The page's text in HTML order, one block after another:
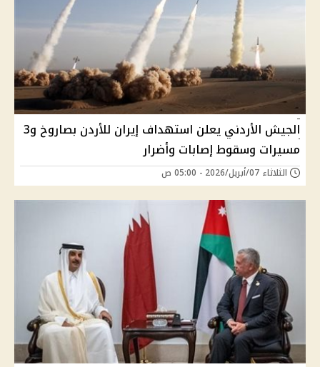
الجيش الأردني يعلن استهداف إيران للأردن بصاروخ و3
مسيرات وسقوط إصابات وأضرار
الثلاثاء 07/أبريل/2026 - 05:00 ص